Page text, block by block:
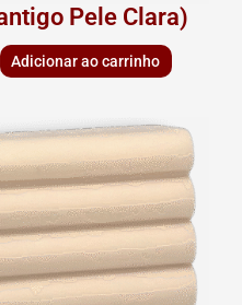
Pele Clara)
Adicionar ao carrinho